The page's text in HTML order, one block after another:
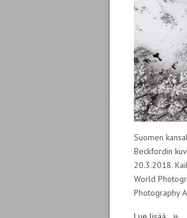
Suomen
Beckfordin
20.3.2018.
World
Photography
»